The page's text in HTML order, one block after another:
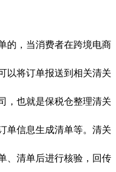
，当消费者在跨境电商
以将订单报送到相关清关
，也就是保税仓整理清关
单信息生成清单等。清关
、清单后进行核验，回传